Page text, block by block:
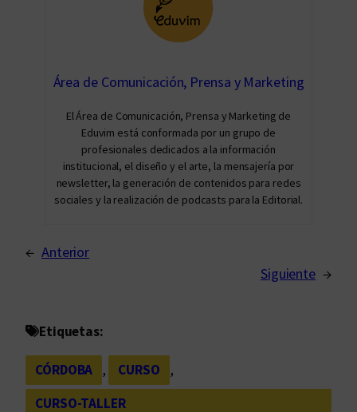
Área de Comunicación, Prensa y Marketing
El Área de Comunicación, Prensa y Marketing de
Eduvim está conformada por un grupo de
profesionales dedicados a la información
institucional, el diseño y el arte, la mensajería por
newsletter, la generación de contenidos para redes
sociales y la realización de podcasts para la Editorial.
← Anterior
Siguiente →
Etiquetas:
CÓRDOBA , CURSO
,
CURSO-TALLER